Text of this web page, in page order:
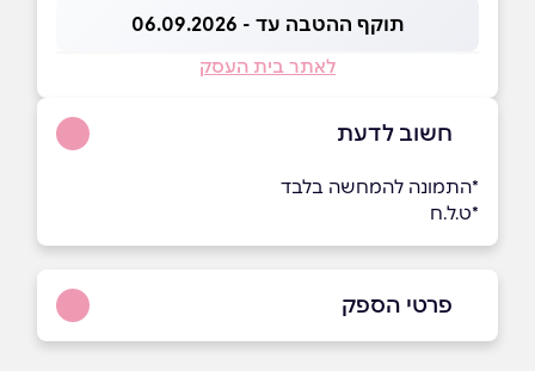
תוקף ההטבה עד - 06.09.2026
לאתר בית העסק
חשוב לדעת
*התמונה להמחשה בלבד
*ט.ל.ח
פרטי הספק